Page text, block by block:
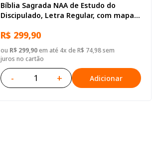
Bíblia Sagrada NAA de Estudo do
Discipulado, Letra Regular, com mapa,
R$ 299,90
ou R$ 299,90em até 4x de R$ 74,98 sem
juros no cartão
- + Adicionar